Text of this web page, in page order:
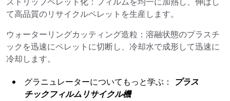
て高品質のリサイクルペレットを生産します。
ウォーターリングカッティング造粒：溶融状態のプラスチ
ックを迅速にペレットに切断し、冷却水で成形して迅速に
冷却します。
グラニュレーターについてもっと学ぶ：
プラス
チックフィルムリサイクル機